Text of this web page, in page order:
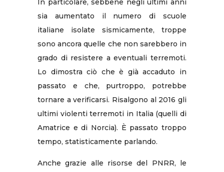
In particolare, sebbene negli ultimi anni
sia aumentato il numero di scuole
italiane isolate sismicamente, troppe
sono ancora quelle che non sarebbero in
grado di resistere a eventuali terremoti.
Lo dimostra ciò che è già accaduto in
passato e che, purtroppo, potrebbe
tornare a verificarsi. Risalgono al 2016 gli
ultimi violenti terremoti in Italia (quelli di
Amatrice e di Norcia). È passato troppo
tempo, statisticamente parlando.
Anche grazie alle risorse del PNRR, le